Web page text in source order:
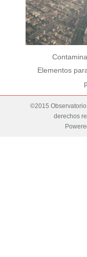
Elementos
©2015
derechos